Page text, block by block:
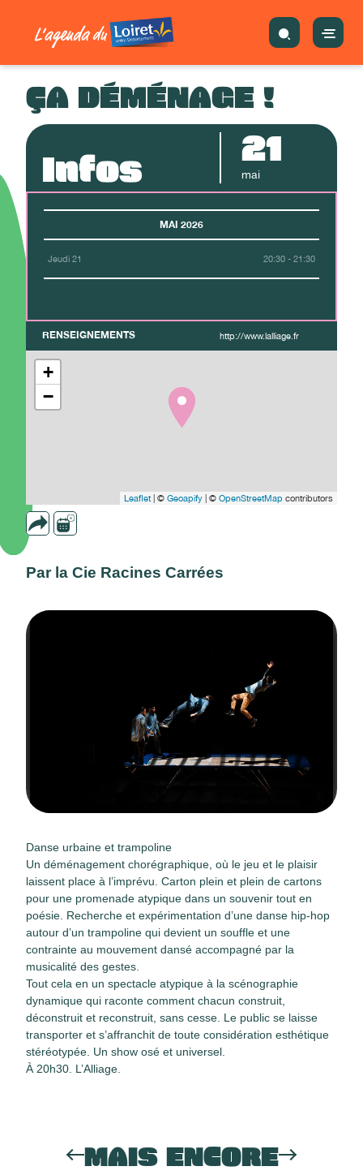
ÇA DÉMÉNAGE !
Infos 21
mai
MAI 2026
Jeudi 21 20:30 - 21:30
RENSEIGNEMENTS http://www.lalliage.fr
+
−
Leaflet| © Geoapify | © OpenStreetMap contributors
Par la Cie Racines Carrées
Danse urbaine et trampoline
Un déménagement chorégraphique, où le jeu et le plaisir
laissent place à l’imprévu. Carton plein et plein de cartons
pour une promenade atypique dans un souvenir tout en
poésie. Recherche et expérimentation d’une danse hip-hop
autour d’un trampoline qui devient un souffle et une
contrainte au mouvement dansé accompagné par la
musicalité des gestes.
Tout cela en un spectacle atypique à la scénographie
dynamique qui raconte comment chacun construit,
déconstruit et reconstruit, sans cesse. Le public se laisse
transporter et s’affranchit de toute considération esthétique
stéréotypée. Un show osé et universel.
À 20h30. L’Alliage.
MAIS ENCORE